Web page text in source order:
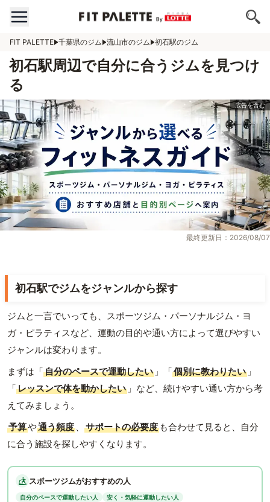
FIT PALETTE 千葉県のジム 流山市のジム 初石駅のジム
初石駅周辺で自分に合うジムを見つけ
る
最終更新日：2026/08/07
初石駅でジムをジャンルから探す
ジムと一言でいっても、スポーツジム・パーソナルジム・ヨ
ガ・ピラティスなど、運動の目的や通い方によって選びやすい
ジャンルは変わります。
まずは「自分のペースで運動したい 」「個別に教わりたい 」
「レッスンで体を動かしたい 」など、続けやすい通い方から考
えてみましょう。
予算や通う頻度 、 サポートの必要度 も合わせて見ると、自分
に合う施設を探しやすくなります。
スポーツジムがおすすめの人
自分のペースで運動したい人
安く・気軽に運動したい人